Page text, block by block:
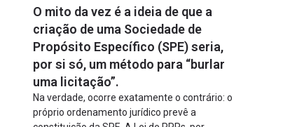
O mito da vez é a ideia de que a
criação de uma Sociedade de
Propósito Específico (SPE) seria,
por si só, um método para “burlar
uma licitação”.
Na verdade, ocorre exatamente o contrário: o
próprio ordenamento jurídico prevê a